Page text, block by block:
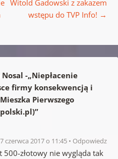
Witold Gadowski z zakazem
wstępu do TVP Info! →
-„Niepłacenie
firmy konsekwencją i
Pierwszego
”
7 czerwca 2017 o 11:45 Odpowiedz
500-złotowy nie wygląda tak